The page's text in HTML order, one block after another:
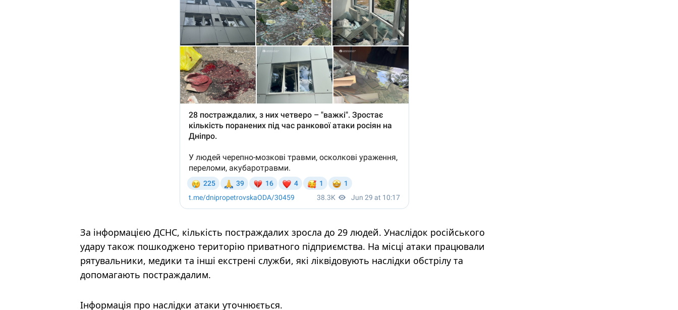
За інформацією ДСНС, кількість постраждалих зросла до 29 людей. Унаслідок російського
удару також пошкоджено територію приватного підприємства. На місці атаки працювали
рятувальники, медики та інші екстрені служби, які ліквідовують наслідки обстрілу та
допомагають постраждалим.
Інформація про наслідки атаки уточнюється.